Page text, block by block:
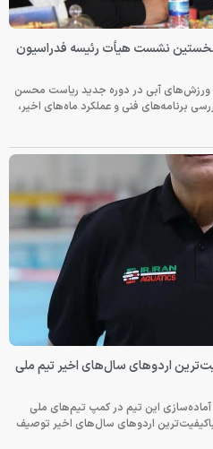
نشست هیأت رئیسه فدراسیون
آبی در دوره جدید ریاست محسن
برنامه‌های فنی و عملکرد ماه‌های اخیر،
اردوهای سال‌های اخیر تیم ملی
این تیم در کمپ تیم‌های ملی
اردوهای سال‌های اخیر توصیف